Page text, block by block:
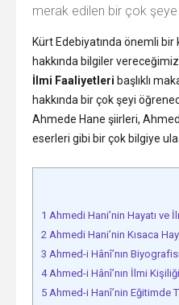
merak edilen bir çok
Kürt Edebiyatında önemli
hakkında bilgiler vereceğimiz
İlmi Faaliyetleri başlıklı
hakkında bir çok şeyi
Ahmede Hane şiirleri,
eserleri gibi bir çok bilgiye
1 Ahmedi Hani’nin Hayatı ve
2 Ahmedi Hani’nin Kısaca
3 Ahmed-i Hânî’nın
4Ahmed-i Hânî’nın İlmi Kişiliği
5 Ahmed-i Hanî’nin Eğitimde